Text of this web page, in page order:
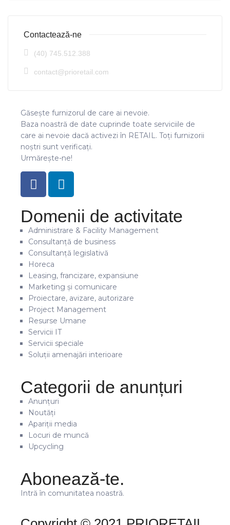
Contactează-ne
(40) 745.512.388
contact@prioretail.com
Găsește furnizorul de care ai nevoie.
Baza noastră de date cuprinde toate serviciile de
care ai nevoie dacă activezi în RETAIL. Toți furnizorii
noștri sunt verificați.
Urmărește-ne!
Domenii de activitate
Administrare & Facility Management
Consultanță de business
Consultanță legislativă
Horeca
Leasing, francizare, expansiune
Marketing și comunicare
Proiectare, avizare, autorizare
Project Management
Resurse Umane
Servicii IT
Servicii speciale
Soluții amenajări interioare
Categorii de anunțuri
Anunțuri
Noutăți
Apariții media
Locuri de muncă
Upcycling
Abonează-te.
Intră în comunitatea noastră.